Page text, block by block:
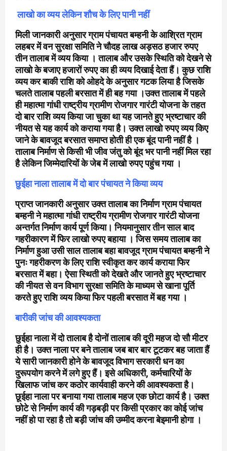
लाखो का व्यय लेकिन शौच के लिए पानी नहीं
मिली जानकारी अनुसार ग्राम पंचायत बम्हनी के आश्रित ग्राम
लहबर में वन सुरक्षा समिति ने चौदह लाख अड़सठ हजार रुपए
तीन तालाब में व्यय किया । तालाब और उसके स्थिति को देखने से
लाखो के बजाए हजारों रुपए का ही व्यय दिखाई देता हैं। कुछ राशि
व्यय कर बाकी राशि को ओहदे के अनुसार गटक लिया है जिसके
चलते तालाब पहली बरसात में ही बह गया ।उक्त तालाब में पहले
ही महात्मा गांधी राष्ट्रीय ग्रामीण रोजगार गारंटी योजना के तहत
दो बार राशि व्यय किया जा चुका था यह जानते हुए भ्रष्टाचार की
नीयत से यह कार्य को कराया गया है। उक्त लाखो रुपए व्यय किए
जाने के बावजूद बरसात समाप्त होती ही एक बूंद पानी नहीं है ।
तालाब निर्माण से किसी भी जीव जंतु को बूंद भर पानी नहीं मिल रहा
है लेकिन जिम्मेदारियों के जेब में लाखो रुपए पहुंच गया ।
छुईहा नाला तालाब में दो बार पंचायत ने किया व्यय
प्राप्त जानकारी अनुसार उक्त तालाब का निर्माण ग्राम पंचायत
बम्हनी ने महात्मा गांधी राष्ट्रीय ग्रामीण रोजगार गारंटी योजना
अन्तर्गत निर्माण कार्य पूर्ण किया। नियमानुसार तीन साल बाद
गहरीकारण में फिर लाखो रुपए बहाया । जिस समय तालाब का
निर्माण हुआ उसी साल तालाब बहा बावजूद ग्राम पंचायत बम्हनी ने
पुनः गहरीकरण के लिए राशि स्वीकृत कर कार्य कराया फिर
बरसात में बहा। ऐसा स्थिती को देखते और जानते हुए भ्रष्टाचार
की नीयत से वन विभाग सुरक्षा समिति के माध्यम से खाना पूर्ति
करते हुए राशि व्यय किया फिर पहली बरसात में बह गया ।
बारीकी जांच की आवश्यकता
छुईहा नाला में दो तालाब है दोनों तालाब की दूरी महज दो सौ मीटर
ही है। उक्त नाला पर बने तालाब जब बार बार टूटकर बह जाता हैं
ये सारी जानकारी होने के बावजूद विभाग सरकारी धन का
दुरूपयोग करने में लगे हुए हैं। इसे अधिकारी, कर्मचारियों के
खिलाफ जांच कर कठोर कार्यवाही करने की आवश्यकता है।
छूईहा नाला पर बनाया गया तालाब महज एक छोटा कार्य है। उक्त
छोटे से निर्माण कार्य की गड़बड़ी पर किसी प्रकार का कोई जांच
नहीं हो पा रहा है तो बड़ी जांच की उम्मीद करना बेइमानी होगा ।